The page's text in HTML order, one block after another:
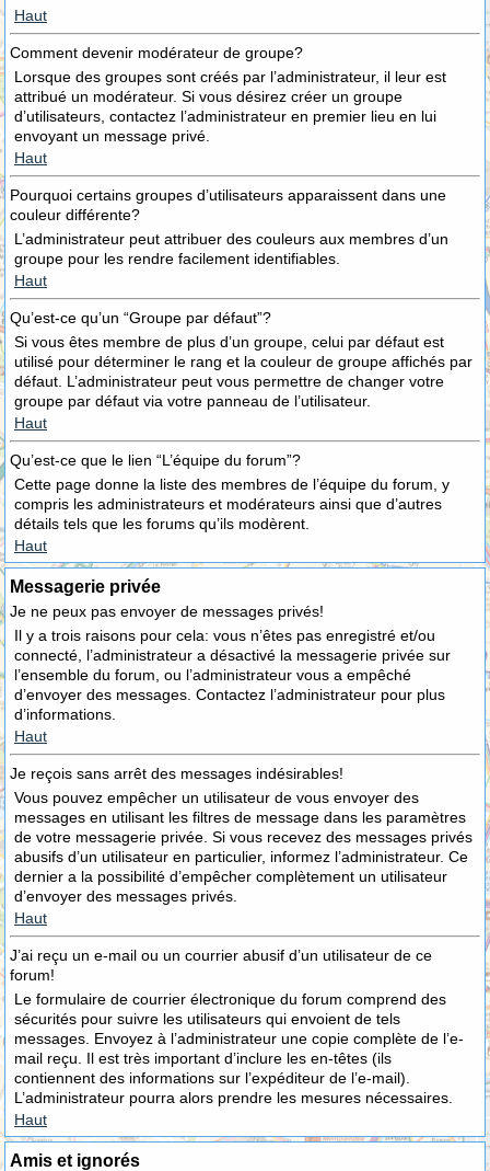
Haut
Comment devenir modérateur de groupe?
Lorsque des groupes sont créés par l’administrateur, il leur est
attribué un modérateur. Si vous désirez créer un groupe
d’utilisateurs, contactez l’administrateur en premier lieu en lui
envoyant un message privé.
Haut
Pourquoi certains groupes d’utilisateurs apparaissent dans une
couleur différente?
L’administrateur peut attribuer des couleurs aux membres d’un
groupe pour les rendre facilement identifiables.
Haut
Qu’est-ce qu’un “Groupe par défaut”?
Si vous êtes membre de plus d’un groupe, celui par défaut est
utilisé pour déterminer le rang et la couleur de groupe affichés par
défaut. L’administrateur peut vous permettre de changer votre
groupe par défaut via votre panneau de l’utilisateur.
Haut
Qu’est-ce que le lien “L’équipe du forum”?
Cette page donne la liste des membres de l’équipe du forum, y
compris les administrateurs et modérateurs ainsi que d’autres
détails tels que les forums qu’ils modèrent.
Haut
Messagerie privée
Je ne peux pas envoyer de messages privés!
Il y a trois raisons pour cela: vous n’êtes pas enregistré et/ou
connecté, l’administrateur a désactivé la messagerie privée sur
l’ensemble du forum, ou l’administrateur vous a empêché
d’envoyer des messages. Contactez l’administrateur pour plus
d’informations.
Haut
Je reçois sans arrêt des messages indésirables!
Vous pouvez empêcher un utilisateur de vous envoyer des
messages en utilisant les filtres de message dans les paramètres
de votre messagerie privée. Si vous recevez des messages privés
abusifs d’un utilisateur en particulier, informez l’administrateur. Ce
dernier a la possibilité d’empêcher complètement un utilisateur
d’envoyer des messages privés.
Haut
J’ai reçu un e-mail ou un courrier abusif d’un utilisateur de ce
forum!
Le formulaire de courrier électronique du forum comprend des
sécurités pour suivre les utilisateurs qui envoient de tels
messages. Envoyez à l’administrateur une copie complète de l’e-
mail reçu. Il est très important d’inclure les en-têtes (ils
contiennent des informations sur l’expéditeur de l’e-mail).
L’administrateur pourra alors prendre les mesures nécessaires.
Haut
Amis et ignorés